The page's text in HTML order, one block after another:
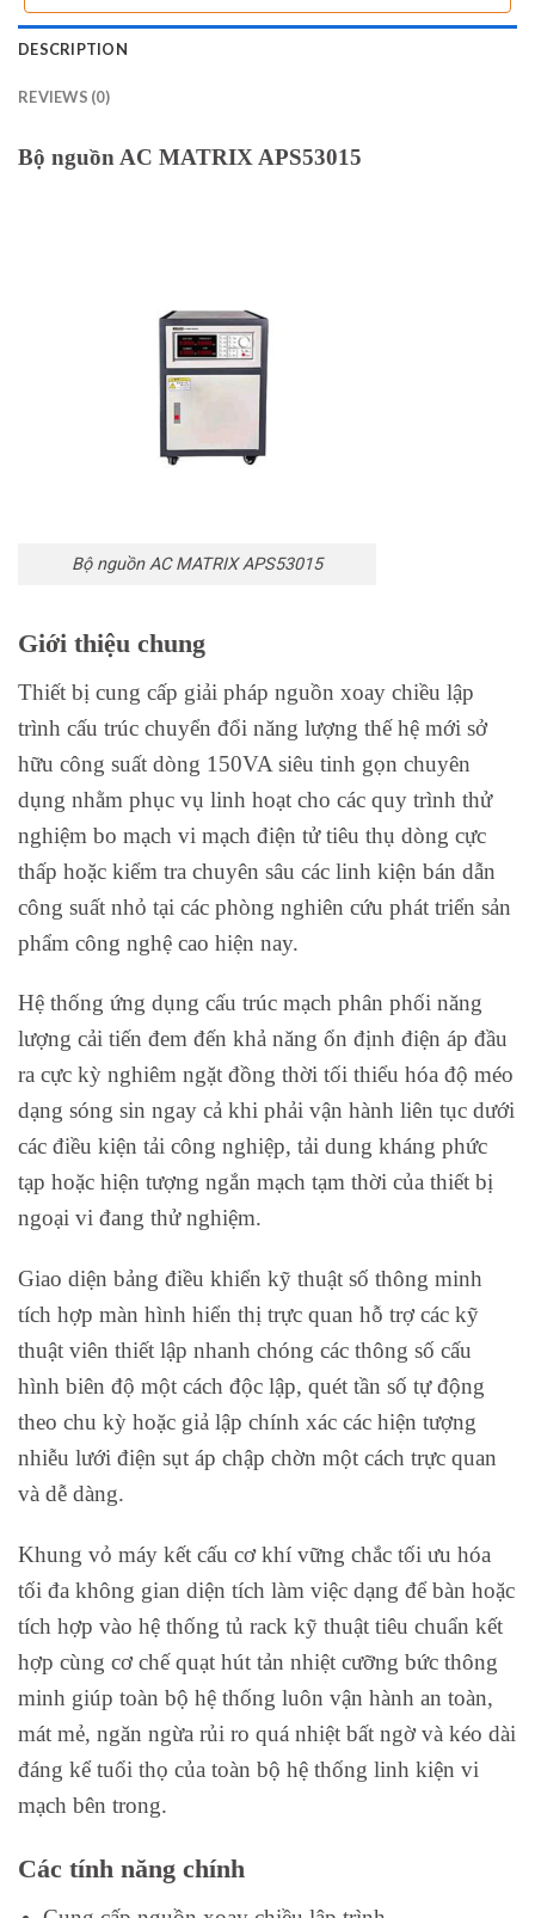
DESCRIPTION
REVIEWS (0)
Bộ nguồn AC MATRIX APS53015
Bộ nguồn AC MATRIX APS53015
Giới thiệu chung
Thiết bị cung cấp giải pháp nguồn xoay chiều lập
trình cấu trúc chuyển đổi năng lượng thế hệ mới sở
hữu công suất dòng 150VA siêu tinh gọn chuyên
dụng nhằm phục vụ linh hoạt cho các quy trình thử
nghiệm bo mạch vi mạch điện tử tiêu thụ dòng cực
thấp hoặc kiểm tra chuyên sâu các linh kiện bán dẫn
công suất nhỏ tại các phòng nghiên cứu phát triển sản
phẩm công nghệ cao hiện nay.
Hệ thống ứng dụng cấu trúc mạch phân phối năng
lượng cải tiến đem đến khả năng ổn định điện áp đầu
ra cực kỳ nghiêm ngặt đồng thời tối thiểu hóa độ méo
dạng sóng sin ngay cả khi phải vận hành liên tục dưới
các điều kiện tải công nghiệp, tải dung kháng phức
tạp hoặc hiện tượng ngắn mạch tạm thời của thiết bị
ngoại vi đang thử nghiệm.
Giao diện bảng điều khiển kỹ thuật số thông minh
tích hợp màn hình hiển thị trực quan hỗ trợ các kỹ
thuật viên thiết lập nhanh chóng các thông số cấu
hình biên độ một cách độc lập, quét tần số tự động
theo chu kỳ hoặc giả lập chính xác các hiện tượng
nhiễu lưới điện sụt áp chập chờn một cách trực quan
và dễ dàng.
Khung vỏ máy kết cấu cơ khí vững chắc tối ưu hóa
tối đa không gian diện tích làm việc dạng để bàn hoặc
tích hợp vào hệ thống tủ rack kỹ thuật tiêu chuẩn kết
hợp cùng cơ chế quạt hút tản nhiệt cưỡng bức thông
minh giúp toàn bộ hệ thống luôn vận hành an toàn,
mát mẻ, ngăn ngừa rủi ro quá nhiệt bất ngờ và kéo dài
đáng kể tuổi thọ của toàn bộ hệ thống linh kiện vi
mạch bên trong.
Các tính năng chính